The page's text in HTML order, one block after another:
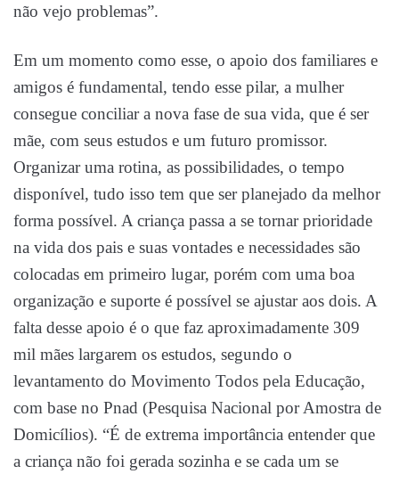
não vejo problemas”.
Em um momento como esse, o apoio dos familiares e
amigos é fundamental, tendo esse pilar, a mulher
consegue conciliar a nova fase de sua vida, que é ser
mãe, com seus estudos e um futuro promissor.
Organizar uma rotina, as possibilidades, o tempo
disponível, tudo isso tem que ser planejado da melhor
forma possível. A criança passa a se tornar prioridade
na vida dos pais e suas vontades e necessidades são
colocadas em primeiro lugar, porém com uma boa
organização e suporte é possível se ajustar aos dois. A
falta desse apoio é o que faz aproximadamente 309
mil mães largarem os estudos, segundo o
levantamento do Movimento Todos pela Educação,
com base no Pnad (Pesquisa Nacional por Amostra de
Domicílios). “É de extrema importância entender que
a criança não foi gerada sozinha e se cada um se